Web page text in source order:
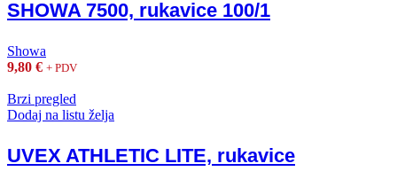
SHOWA 7500, rukavice 100/1
Showa
9,80 € + PDV
Brzi pregled
Dodaj na listu želja
UVEX ATHLETIC LITE, rukavice